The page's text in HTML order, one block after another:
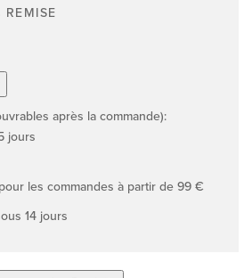
après la commande):
jours
les commandes à partir de 99 €
14 jours